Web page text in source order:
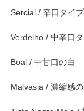
Sercial / 辛口タイ
Verdelho / 中辛口
Boal / 中甘口の白
Malvasia / 濃縮感